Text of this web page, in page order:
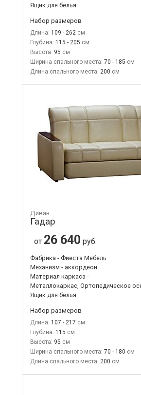
Ящик для белья
Набор размеров
Длина: 109 - 262
Глубина: 115 - 205
Высота: 95
Ширина спального места: 70 - 185
Длина спального места: 200
Диван
Гадар
от 26 640 руб.
Фабрика - Фиеста Мебель
Механизм - аккордеон
Материал каркаса -
Металлокаркас, Ортопедическое
Ящик для белья
Набор размеров
Длина: 107 - 217
Глубина: 115
Высота: 95
Ширина спального места: 70 - 180
Длина спального места: 200